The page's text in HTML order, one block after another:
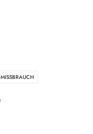
MISSBRAUCH